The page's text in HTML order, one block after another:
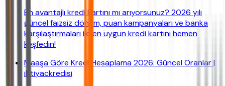
En avantajlı kredi kartını mı arıyorsunuz? 2026 yılı
güncel faizsiz dönem, puan kampanyaları ve banka
karşılaştırmaları ile en uygun kredi kartını hemen
keşfedin!
Maaşa Göre Kredi Hesaplama 2026: Güncel Oranlar |
ihtiyackredisi